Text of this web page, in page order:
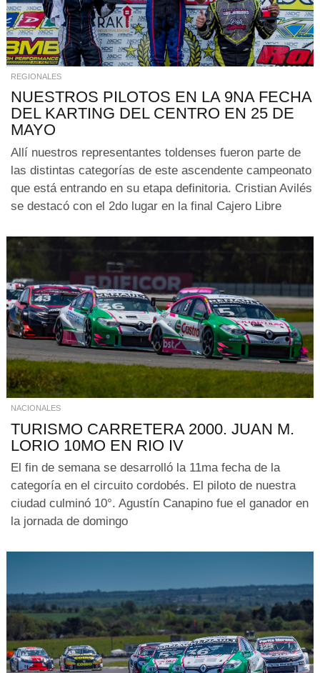
REGIONALES
NUESTROS PILOTOS EN LA 9NA FECHA
DEL KARTING DEL CENTRO EN 25 DE
MAYO
Allí nuestros representantes toldenses fueron parte de
las distintas categorías de este ascendente campeonato
que está entrando en su etapa definitoria. Cristian Avilés
se destacó con el 2do lugar en la final Cajero Libre
NACIONALES
TURISMO CARRETERA 2000. JUAN M.
LORIO 10MO EN RIO IV
El fin de semana se desarrolló la 11ma fecha de la
categoría en el circuito cordobés. El piloto de nuestra
ciudad culminó 10°. Agustín Canapino fue el ganador en
la jornada de domingo